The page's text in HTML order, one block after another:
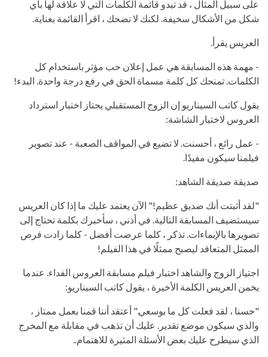
على سبيل المثال ، قد تبدو قائمة الكلمات التي لا علاقة لها بأي
شكل من الأشكال سخيفة. لكنك لا تضحك ، اقرأ القائمة بعناية.
العريس يقرأ.
- مهمة هذه المسابقة هي عمل إعلان حب مؤثر باستخدام كل
الكلمات. تمنحك كل كلمة مسماة الحق في رفع درجة واحدة. البدء!
يقول كاتب السيناريو إن الزوج المستقبلي يجتاز اختبار استرداد
العروس لاختبار الشاشة:
- عمل رائع ، أحسنت. لا تضيع في المواقف الصعبة - عند تصوير
فيلمنا سيكون مفيدًا.
صديقة صديقة الشاهد:
"لقد أثبتت أنك صديق عظيم!" الآن يعتمد عليك ما إذا كان العريس
سيستضيف المسابقة التالية. في أذني ، سأخبرك بكلمة تحتاج إلى
تصويرها بالإيماءات. تذكر ، كلما عرضت أفضل - كلما زادت فرص
الممثل المتعاقد ليصبح ممثلًا في هذا الفيلم!
اجتياز الزوج والشاهد اختبار فيلم مسابقة العروس الفداء. عندما
يخمن العريس الكلمة الأخيرة ، يقول كاتب السيناريو:
"حسنا ، لقد فعلت كل ما بوسعي." أعتقد أننا قمنا بعمل ممتاز ،
والذي سيكون موضع تقدير. عليك أن تذهب في مقابلة مع المخرج
الذي سيطرح عليك بعض الأسئلة المثيرة للاهتمام..